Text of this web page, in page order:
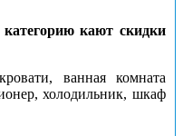
кают скидки
ванная комната
холодильник, шкаф